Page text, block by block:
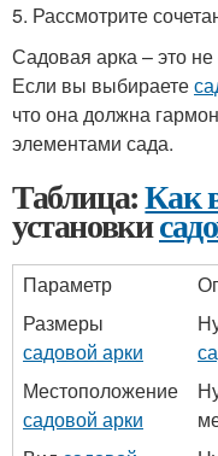
5. Рассмотрите
Садовая арка – это
Если вы выбираете
что она должна
элементами сада.
Таблица:Как
установки
Параметр
Размеры
садовой арки
Местоположение
садовой арки